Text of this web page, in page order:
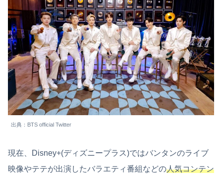
出典：BTS official Twitter
現在、Disney+(ディズニープラス)ではバンタンのライブ
映像やテテが出演したバラエティ番組などの人気コンテン